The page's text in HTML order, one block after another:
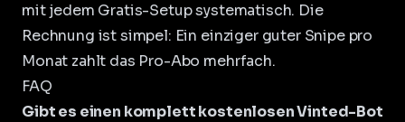
mit jedem Gratis-Setup systematisch. Die
Rechnung ist simpel: Ein einziger guter Snipe pro
Monat zahlt das Pro-Abo mehrfach.
FAQ
Gibt es einen komplett kostenlosen Vinted-Bot